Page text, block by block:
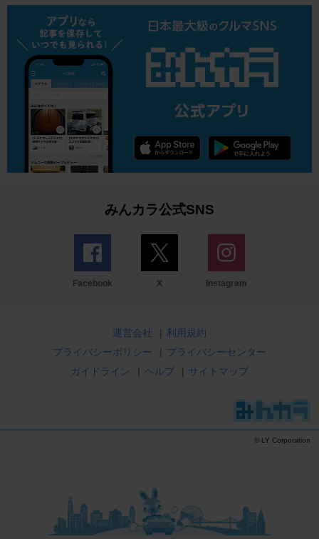
みんカラ公式SNS
Facebook X Instagram
運営会社 | 利用規約
プライバシーポリシー
| プライバシーセンター
ガイドライン
| ヘルプ | サイトマップ
© LY Corporation